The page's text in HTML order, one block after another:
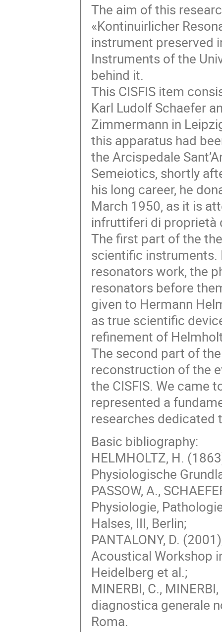
The aim of this
«Kontinuirlicher
instrument preserved
Instruments of the
behind it.
This CISFIS item
Karl Ludolf Schaefer
Zimmermann in
this apparatus had
the Arcispedale
Semeiotics, shortly
his long career, he
March 1950, as it is
infruttiferi di proprietà
The first part of the
scientific instruments.
resonators work, the
resonators before
given to Hermann
as true scientific
refinement of
The second part of
reconstruction of the
the CISFIS. We came
represented a
researches
Basic bibliography:
HELMHOLTZ, H.
Physiologische
PASSOW, A.,
Physiologie,
Halses, III, Berlin;
PANTALONY, D.
Acoustical Workshop
Heidelberg et al.;
MINERBI, C.,
diagnostica generale
Roma.